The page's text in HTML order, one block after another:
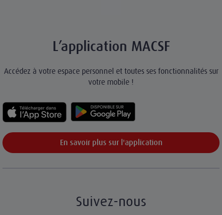
L’application MACSF
Accédez à votre espace personnel et toutes ses fonctionnalités sur
votre mobile !
En savoir plus sur l'application
Suivez-nous